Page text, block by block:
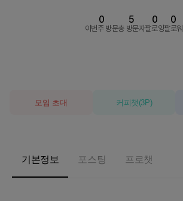
이번주 방문
0
총 방문자
5
팔로잉
0
팔로워
0
모임 초대 커피챗 (3P)
기본정보 포스팅 프로챗